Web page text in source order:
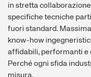
in stretta
specifiche tecniche
fuori standard.
know-how
affidabili, performanti e
Perché ogni sfida
Linea di